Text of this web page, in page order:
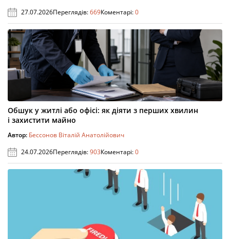
27.07.2026Переглядів:669Коментарі:0
Обшук у житлі або офісі: як діяти з перших хвилин
і захистити майно
Автор: Бессонов Віталій Анатолійович
24.07.2026Переглядів:903Коментарі:0